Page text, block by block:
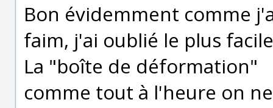
Bon évidemment comme
faim, j'ai oublié le plus
La "boîte de déformation"
comme tout à l'heure on